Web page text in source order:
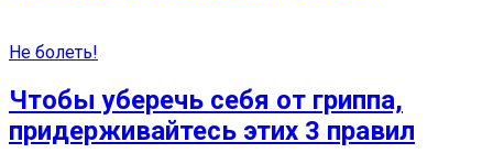
Не болеть!
Чтобы уберечь себя от гриппа,
придерживайтесь этих 3 правил